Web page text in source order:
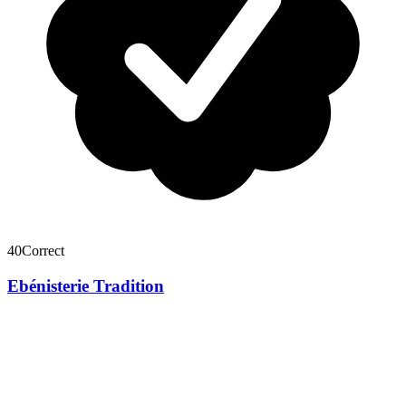
40Correct
Ebénisterie Tradition